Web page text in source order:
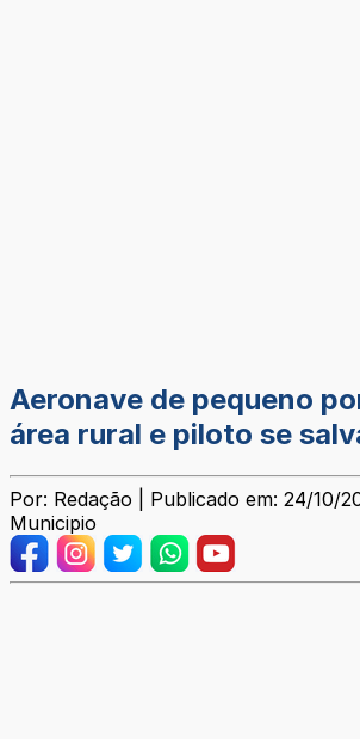
Aeronave de pequeno
área rural e piloto se
Por: Redação | Publicado em: 24/10/
Municipio